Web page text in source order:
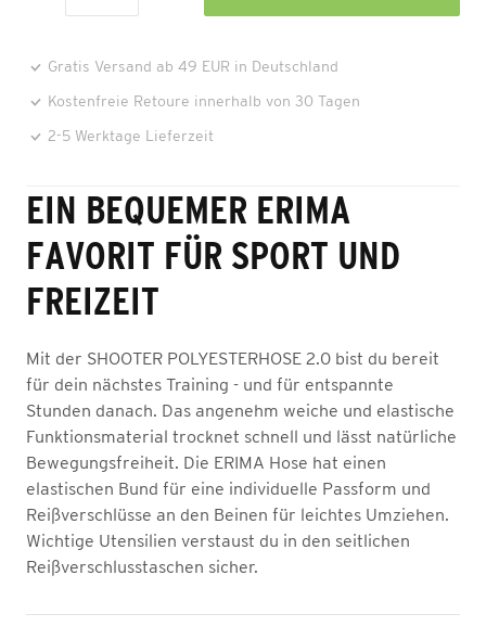
Gratis Versand ab 49 EUR in Deutschland
Kostenfreie Retoure innerhalb von 30 Tagen
2-5 Werktage Lieferzeit
EIN BEQUEMER ERIMA
FAVORIT FÜR SPORT UND
FREIZEIT
Mit der SHOOTER POLYESTERHOSE 2.0 bist du bereit
für dein nächstes Training - und für entspannte
Stunden danach. Das angenehm weiche und elastische
Funktionsmaterial trocknet schnell und lässt natürliche
Bewegungsfreiheit. Die ERIMA Hose hat einen
elastischen Bund für eine individuelle Passform und
Reißverschlüsse an den Beinen für leichtes Umziehen.
Wichtige Utensilien verstaust du in den seitlichen
Reißverschlusstaschen sicher.